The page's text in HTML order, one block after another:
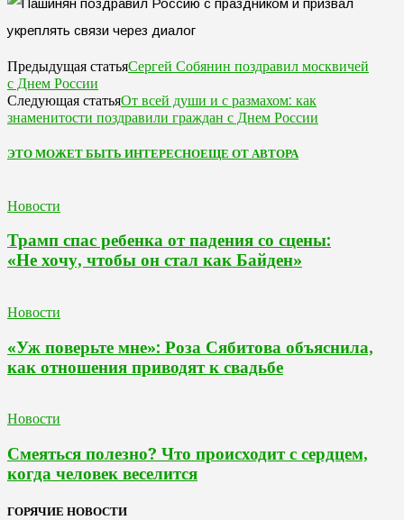
Предыдущая статьяСергей Собянин поздравил москвичей
с Днем России
Следующая статьяОт всей души и с размахом: как
знаменитости поздравили граждан с Днем России
ЭТО МОЖЕТ БЫТЬ ИНТЕРЕСНОЕЩЕ ОТ АВТОРА
Новости
Трамп спас ребенка от падения со сцены:
«Не хочу, чтобы он стал как Байден»
Новости
«Уж поверьте мне»: Роза Сябитова объяснила,
как отношения приводят к свадьбе
Новости
Смеяться полезно? Что происходит с сердцем,
когда человек веселится
ГОРЯЧИЕ НОВОСТИ